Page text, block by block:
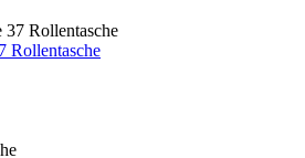
Rollentasche